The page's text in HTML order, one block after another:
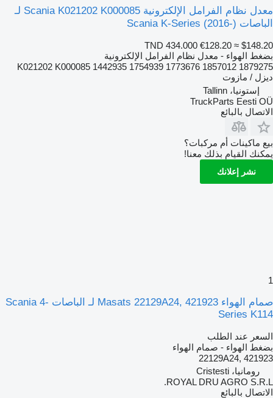
معدل نظام الفرامل الإلكترونية Scania K021202 K000085 لـ
الباصات Scania K-Series (2016-)
TND 434.000 €128.20 ≈ $148.20
بضغط الهواء - معدل نظام الفرامل الإلكترونية
K021202 K000085 1442935 1754939 1773676 1857012 1879275
ديزل / مازوت
إستونيا، Tallinn
TruckParts Eesti OÜ
الاتصال بالبائع
بيع ماكينات أم مركبات؟
يمكنك القيام بذلك معنا!
نشر إعلانك
1
صمام الهواء Masats 22129A24, 421923 لـ الباصات Scania 4-
Series K114
السعر عند الطلب
بضغط الهواء - صمام الهواء
22129A24, 421923
رومانيا، Cristesti
ROYAL DRU AGRO S.R.L.
الاتصال بالبائع